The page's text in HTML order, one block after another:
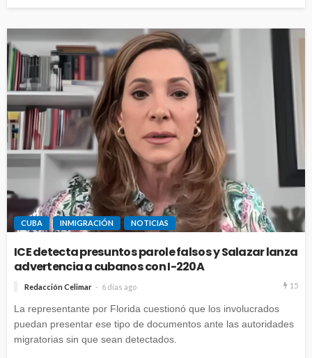
CUBA INMIGRACIÓN NOTICIAS
ICE detecta presuntos parole falsos y Salazar lanza
advertencia a cubanos con I-220A
Redacción Celimar 6 días ago 15
La representante por Florida cuestionó que los involucrados
puedan presentar ese tipo de documentos ante las autoridades
migratorias sin que sean detectados.